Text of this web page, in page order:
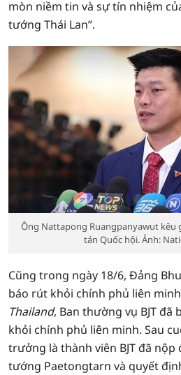
mòn niềm tin và sự tín nhiệm
tướng Thái Lan”.
Ông Nattapong Ruangpanyawut kêu
tán Quốc hội. Ảnh:
Cũng trong ngày 18/6, Đảng
báo rút khỏi chính phủ liên minh
Thailand, Ban thường vụ BJT
khỏi chính phủ liên minh. Sau
trưởng là thành viên BJT đã
tướng Paetongtarn và quyết